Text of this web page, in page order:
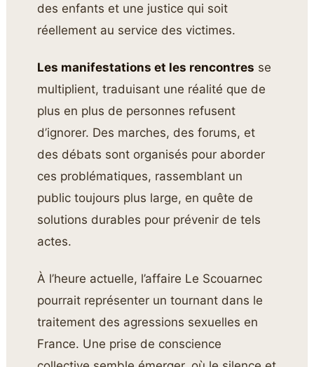
des enfants et une justice qui soit
réellement au service des victimes.
Les manifestations et les rencontres se
multiplient, traduisant une réalité que de
plus en plus de personnes refusent
d’ignorer. Des marches, des forums, et
des débats sont organisés pour aborder
ces problématiques, rassemblant un
public toujours plus large, en quête de
solutions durables pour prévenir de tels
actes.
À l’heure actuelle, l’affaire Le Scouarnec
pourrait représenter un tournant dans le
traitement des agressions sexuelles en
France. Une prise de conscience